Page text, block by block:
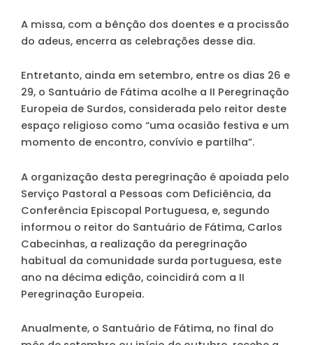
A missa, com a bênção dos doentes e a procissão
do adeus, encerra as celebrações desse dia.
Entretanto, ainda em setembro, entre os dias 26 e
29, o Santuário de Fátima acolhe a II Peregrinação
Europeia de Surdos, considerada pelo reitor deste
espaço religioso como “uma ocasião festiva e um
momento de encontro, convívio e partilha”.
A organização desta peregrinação é apoiada pelo
Serviço Pastoral a Pessoas com Deficiência, da
Conferência Episcopal Portuguesa, e, segundo
informou o reitor do Santuário de Fátima, Carlos
Cabecinhas, a realização da peregrinação
habitual da comunidade surda portuguesa, este
ano na décima edição, coincidirá com a II
Peregrinação Europeia.
Anualmente, o Santuário de Fátima, no final do